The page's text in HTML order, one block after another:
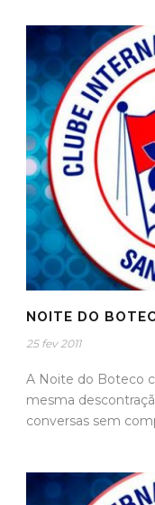
NOITE DO
25 fev 2011
A Noite do Boteco
mesma
conversas sem